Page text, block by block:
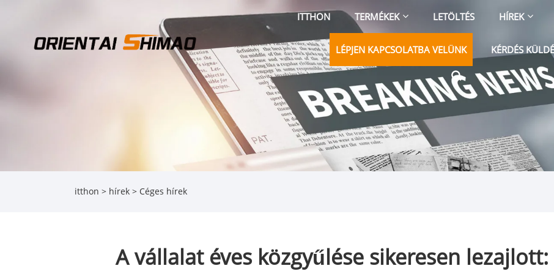
ITTHON TERMÉKEK LETÖLTÉS HÍREK
LÉPJEN KAPCSOLATBA VELÜNK KÉRDÉS
itthon > hírek > Céges hírek
A vállalat éves közgyűlése sikeresen